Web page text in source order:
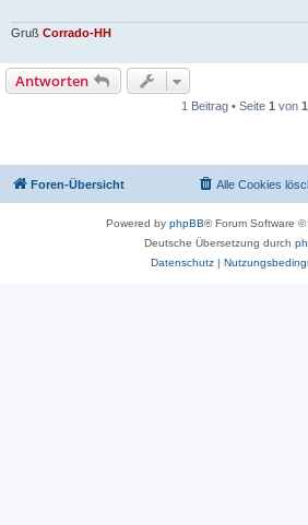
Gruß Corrado-HH
Antworten
1 Beitrag • Seite 1 von 1
Foren-Übersicht Alle Cookies
Powered by phpBB® Forum Software ©
Deutsche Übersetzung durch
Datenschutz|